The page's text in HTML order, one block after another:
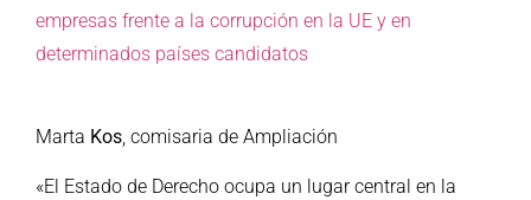
empresas frente a la corrupción en la UE y en
determinados países candidatos
Marta Kos, comisaria de Ampliación
«El Estado de Derecho ocupa un lugar central en la